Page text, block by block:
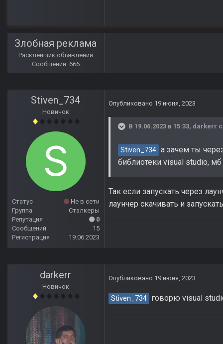
Злобная реклама
Расклейщик объявлений
Сообщений: 666
Stiven_734
Новичок
Статус
Не в сети
Группа
Сталкеры
Репутация
0
Сообщений
15
Регистрация
19.06.2023
Опубликовано 19 июня, 2023
В 19.06.2023 в 15:33, darkerr
Stiven_734 а зачем ты
библиотеки visual studio,
Так если запускать через
лаунчер скачивать и
darkerr
Новичок
Опубликовано 19 июня, 2023
Stiven_734 говорю visual